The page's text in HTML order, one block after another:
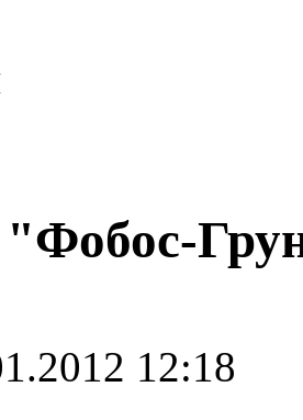
12:18